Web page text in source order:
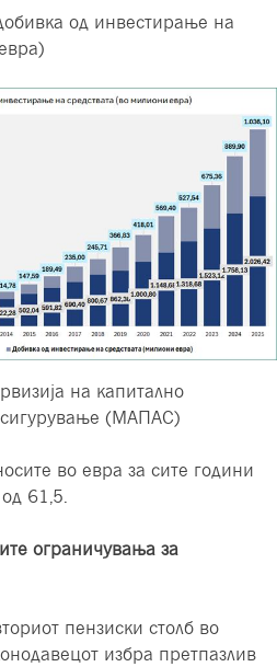
од инвестирање на
на капитално
(МАПАС)
во евра за сите години
61,5.
ограничувања за
пензиски столб во
избра претпазлив